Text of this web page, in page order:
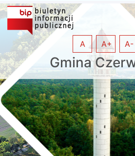
Gmina
A A+ A-